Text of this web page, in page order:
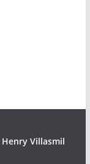
Henry Villasmil